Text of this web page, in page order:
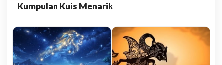
Kumpulan Kuis Menarik